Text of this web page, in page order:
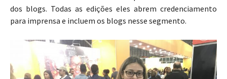
dos blogs. Todas as edições eles abrem credenciamento
para imprensa e incluem os blogs nesse segmento.